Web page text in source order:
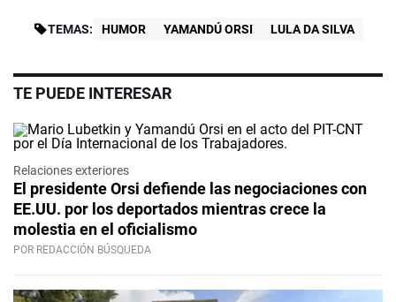
TEMAS: HUMOR YAMANDÚ ORSI LULA DA SILVA
TE PUEDE INTERESAR
Relaciones exteriores
El presidente Orsi defiende las negociaciones con
EE.UU. por los deportados mientras crece la
molestia en el oficialismo
POR REDACCIÓN BÚSQUEDA